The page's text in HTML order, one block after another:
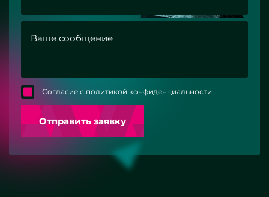
Согласие с политикой конфиденциальности
Отправить заявку